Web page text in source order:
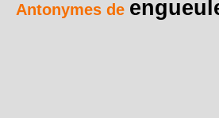
Antonymes de